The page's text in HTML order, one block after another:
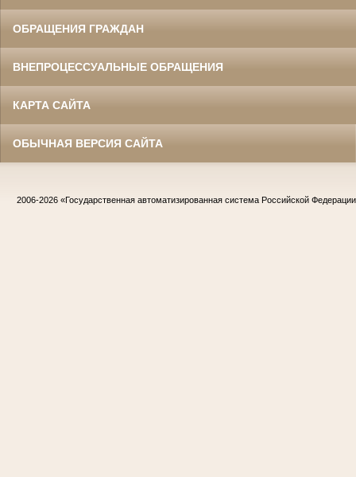
ОБРАЩЕНИЯ ГРАЖДАН
ВНЕПРОЦЕССУАЛЬНЫЕ ОБРАЩЕНИЯ
КАРТА САЙТА
ОБЫЧНАЯ ВЕРСИЯ САЙТА
2006-2026 «Государственная автоматизированная система Российской